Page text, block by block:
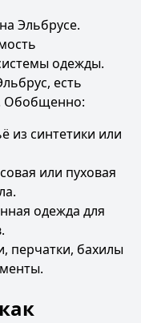
Эльбрусе.
одежды.
, есть
Обобщенно:
из синтетики или
или пуховая
одежда для
перчатки, бахилы